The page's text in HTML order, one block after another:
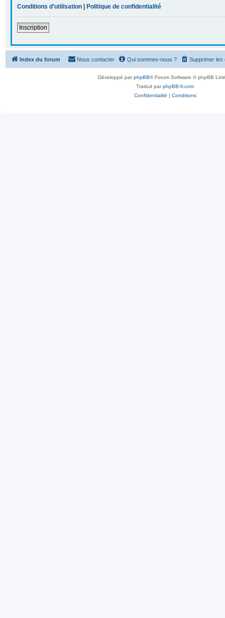
Conditions d’utilisation | Politique de confidentialité
Inscription
Index du forum Supprimer les
Qui sommes-nous ?
Nous contacter
Développé parphpBB® Forum Software © phpBB
Traduit parphpBB-fr.com
Confidentialité | Conditions